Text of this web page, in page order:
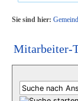
Sie sind hier:
Mitarbeiter-